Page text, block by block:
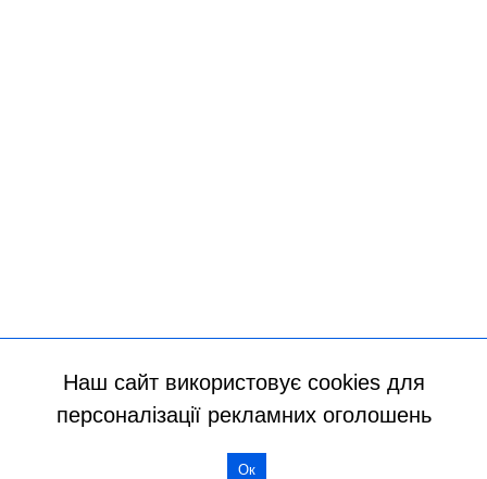
Наш сайт використовує cookies для
персоналізації рекламних оголошень
Ок